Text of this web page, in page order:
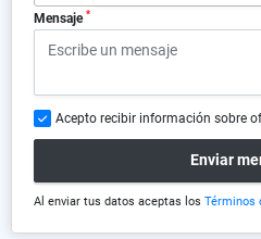
Mensaje *
Acepto recibir información sobre
Enviar
Al enviar tus datos aceptas los Términos